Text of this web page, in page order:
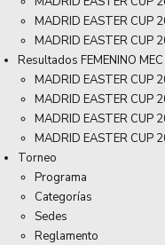
MADRID EASTER CUP
MADRID EASTER CUP
Resultados FEMENINO
MADRID EASTER CUP
MADRID EASTER CUP
MADRID EASTER CUP
MADRID EASTER CUP
Torneo
Programa
Categorías
Sedes
Reglamento